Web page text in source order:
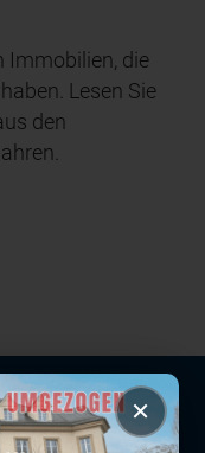
Immobilien, die
Lesen Sie
den
×